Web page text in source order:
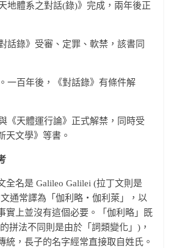
地體系之對話(錄)》完成，兩年後正
話錄》受審、定罪、軟禁，該書同
一百年後，《對話錄》有條件解
《天體運行論》正式解禁，同時受
天文學》等書。
全名是 Galileo Galilei (拉丁文則是
文通常譯為「伽利略‧伽利萊」，以
實上並沒有這個必要。「伽利略」既
拼法不同則是由於「詞類變化」)，
統，長子的名字經常直接取自姓氏。